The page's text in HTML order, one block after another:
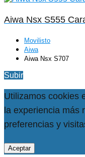
Aiwa Nsx S555
Movilisto
Aiwa
Aiwa Nsx S707
Subir
Utilizamos cookies
la experiencia más
preferencias y
Aceptar